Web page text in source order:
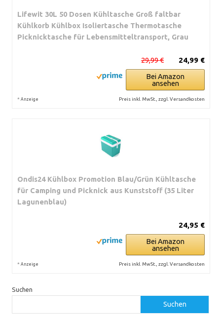
Lifewit 30L 50 Dosen Kühltasche Groß faltbar
Kühlkorb Kühlbox Isoliertasche Thermotasche
Picknicktasche für Lebensmitteltransport, Grau
24,99 €
29,99 €
Bei Amazon
ansehen
* Anzeige Preis inkl. MwSt., zzgl. Versandkosten
Ondis24 Kühlbox Promotion Blau/Grün Kühltasche
für Camping und Picknick aus Kunststoff (35 Liter
Lagunenblau)
24,95 €
Bei Amazon
ansehen
* Anzeige Preis inkl. MwSt., zzgl. Versandkosten
Suchen
Suchen